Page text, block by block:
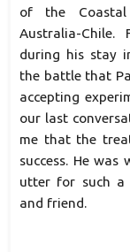
of the Coastal
Australia-Chile.
during his stay
the battle that
accepting
our last
me that the
success. He
utter for such a
and friend.